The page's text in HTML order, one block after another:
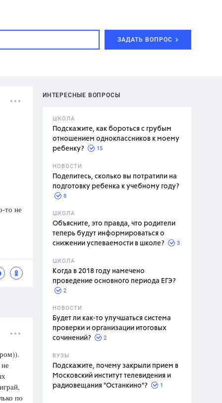
ЗАДАТЬ ВОПРОС
ИНТЕРЕСНЫЕ ВОПРОСЫ
ШКОЛА
Подскажите, как бороться с грубым
отношением одноклассников к моему
ребенку?
15
НОВОСТИ
Поделитесь, сколько вы потратили на
подготовку ребенка к учебному году?
8
ШКОЛА
Объясните, это правда, что родители
теперь будут информироваться о
снижении успеваемости в школе?
3
ШКОЛА
Когда в 2018 году намечено
проведение основного периода ЕГЭ?
2
НОВОСТИ
Будет ли как-то улучшаться система
проверки и организации итоговых
сочинений?
2
ВУЗЫ
Подскажите, почему закрыли прием в
Московский институт телевидения и
радиовещания "Останкино"?
1
то не
по